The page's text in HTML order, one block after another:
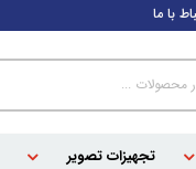
با ما
تجهیزات تصویر